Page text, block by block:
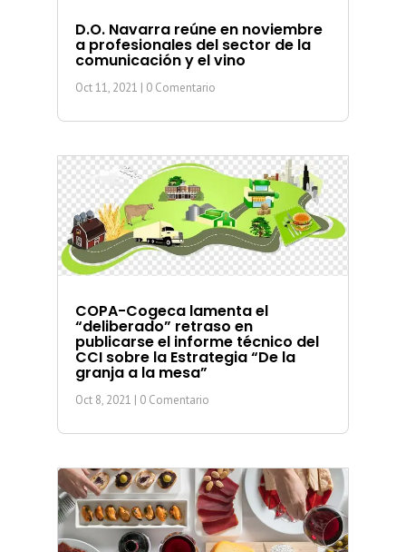
D.O. Navarra reúne en noviembre
a profesionales del sector de la
comunicación y el vino
Oct 11, 2021 | 0 Comentario
COPA-Cogeca lamenta el
“deliberado” retraso en
publicarse el informe técnico del
CCI sobre la Estrategia “De la
granja a la mesa”
Oct 8, 2021 | 0 Comentario